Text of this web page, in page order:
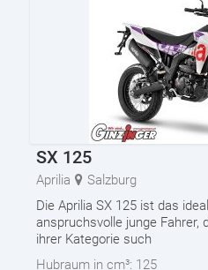
SX 125
Aprilia
Salzburg
Die Aprilia SX 125 ist das
anspruchsvolle junge Fahrer,
ihrer Kategorie such
Hubraum in cm³: 125